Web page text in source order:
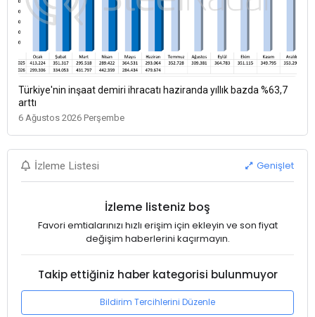
Türkiye'nin inşaat demiri ihracatı haziranda yıllık bazda %63,7
arttı
6 Ağustos 2026 Perşembe
İzleme Listesi Genişlet
İzleme listeniz boş
Favori emtialarınızı hızlı erişim için ekleyin ve son fiyat
değişim haberlerini kaçırmayın.
Takip ettiğiniz haber kategorisi bulunmuyor
Bildirim Tercihlerini Düzenle